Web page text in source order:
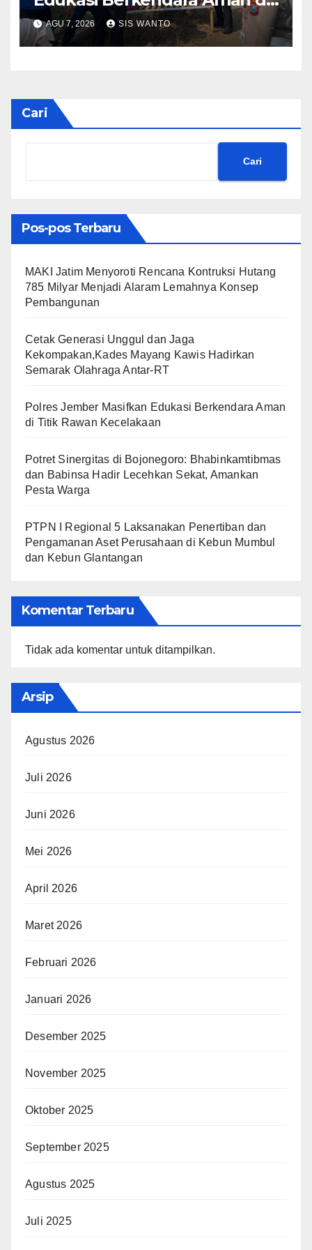
Titik Rawan Kecelakaan
AGU 7, 2026 SIS WANTO
Cari
Cari
Pos-pos Terbaru
MAKI Jatim Menyoroti Rencana Kontruksi Hutang
785 Milyar Menjadi Alaram Lemahnya Konsep
Pembangunan
Cetak Generasi Unggul dan Jaga
Kekompakan,Kades Mayang Kawis Hadirkan
Semarak Olahraga Antar-RT
Polres Jember Masifkan Edukasi Berkendara Aman
di Titik Rawan Kecelakaan
​Potret Sinergitas di Bojonegoro: Bhabinkamtibmas
dan Babinsa Hadir Lecehkan Sekat, Amankan
Pesta Warga
PTPN I Regional 5 Laksanakan Penertiban dan
Pengamanan Aset Perusahaan di Kebun Mumbul
dan Kebun Glantangan
Komentar Terbaru
Tidak ada komentar untuk ditampilkan.
Arsip
Agustus 2026
Juli 2026
Juni 2026
Mei 2026
April 2026
Maret 2026
Februari 2026
Januari 2026
Desember 2025
November 2025
Oktober 2025
September 2025
Agustus 2025
Juli 2025